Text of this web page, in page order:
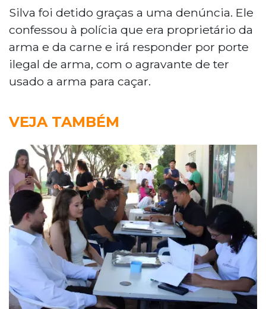
Silva foi detido graças a uma denúncia. Ele
confessou à polícia que era proprietário da
arma e da carne e irá responder por porte
ilegal de arma, com o agravante de ter
usado a arma para caçar.
VEJA TAMBÉM